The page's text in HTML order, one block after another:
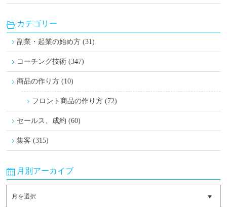
カテゴリー
副業・起業の始め方 (31)
コーチング技術 (347)
商品の作り方 (10)
フロント商品の作り方 (72)
セールス、成約 (60)
集客 (315)
月別アーカイブ